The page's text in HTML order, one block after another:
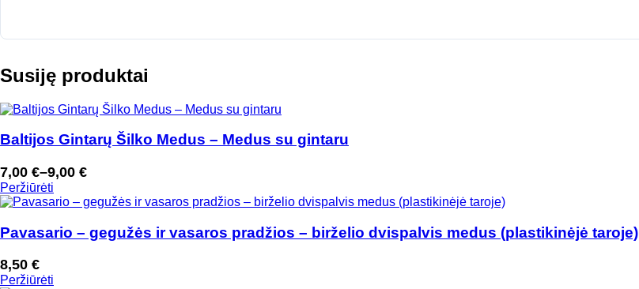
Susiję produktai
Baltijos Gintarų Šilko Medus – Medus su gintaru
7,00 €–9,00 €
Price
range:
through
Peržiūrėti
Pavasario – gegužės ir vasaros pradžios – birželio dvispalvis medus (plastikinėjė taroje)
8,50 €
Peržiūrėti